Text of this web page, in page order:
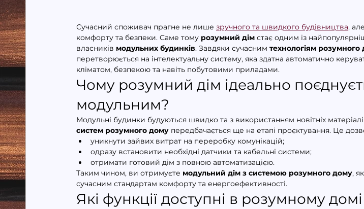
Сучасний споживач прагне не лише зручного та швидкого будівництва,
комфорту та безпеки. Саме тому розумний дім стає одним із
власників модульних будинків. Завдяки сучасним технологіям розумного
перетворюється на інтелектуальну систему, яка здатна автоматично
кліматом, безпекою та навіть побутовими приладами.
Чому розумний дім ідеально
модульним?
Модульні будинки будуються швидко та з використанням новітніх
систем розумного дому передбачається ще на етапі проєктування. Це
уникнути зайвих витрат на переробку комунікацій;
одразу встановити необхідні датчики та кабельні системи;
отримати готовий дім з повною автоматизацією.
Таким чином, ви отримуєте модульний дім з системою розумного дому,
сучасним стандартам комфорту та енергоефективності.
Які функції доступні в розумному